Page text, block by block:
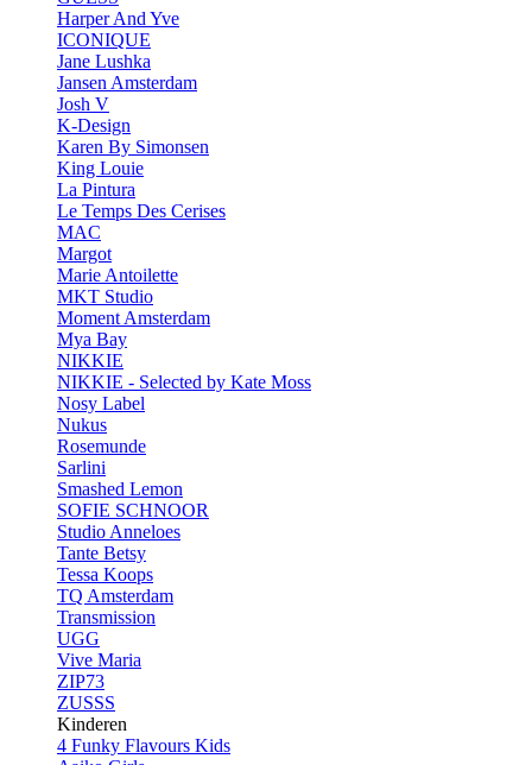
Harper And Yve
ICONIQUE
Jane Lushka
Jansen Amsterdam
Josh V
K-Design
Karen By Simonsen
King Louie
La Pintura
Le Temps Des Cerises
MAC
Margot
Marie Antoilette
MKT Studio
Moment Amsterdam
Mya Bay
NIKKIE
NIKKIE - Selected by Kate Moss
Nosy Label
Nukus
Rosemunde
Sarlini
Smashed Lemon
SOFIE SCHNOOR
Studio Anneloes
Tante Betsy
Tessa Koops
TQ Amsterdam
Transmission
UGG
Vive Maria
ZIP73
ZUSSS
Kinderen
4 Funky Flavours Kids